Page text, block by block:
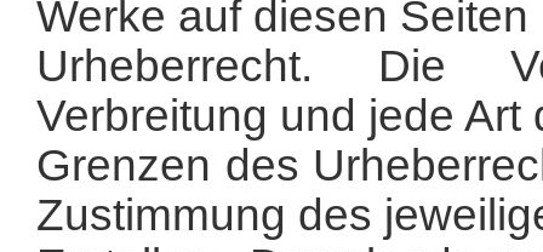
Werke auf diesen
Urheberrecht. Die
Verbreitung und jede
Grenzen des
Zustimmung des